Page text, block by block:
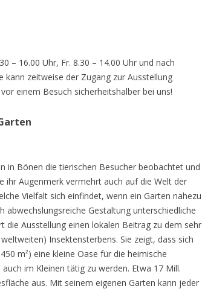
– 16.00 Uhr, Fr. 8.30 – 14.00 Uhr und nach
kann zeitweise der Zugang zur Ausstellung
einem Besuch sicherheitshalber bei uns!
in Bönen die tierischen Besucher beobachtet und
Augenmerk vermehrt auch auf die Welt der
Vielfalt sich einfindet, wenn ein Garten nahezu
abwechslungsreiche Gestaltung unterschiedliche
Ausstellung einen lokalen Beitrag zu dem sehr
Insektensterbens. Sie zeigt, dass sich
m²) eine kleine Oase für die heimische
im Kleinen tätig zu werden. Etwa 17 Mill.
aus. Mit seinem eigenen Garten kann jeder